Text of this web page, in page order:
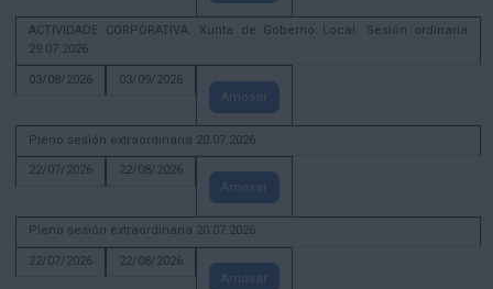
ACTIVIDADE CORPORATIVA. Xunta de Goberno Local. Sesión ordinaria
29.07.2026
03/08/2026
03/09/2026
Amosar
Pleno sesión extraordinaria 20.07.2026
22/07/2026
22/08/2026
Amosar
Pleno sesión extraordinaria 20.07.2026
22/07/2026
22/08/2026
Amosar